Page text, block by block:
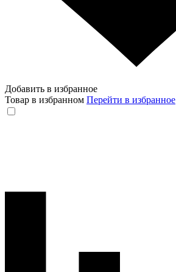
Добавить в избранное
Товар в избранном Перейти в избранное